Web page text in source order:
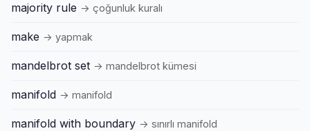
majority rule → çoğunluk kuralı
make → yapmak
mandelbrot set → mandelbrot kümesi
manifold → manifold
manifold with boundary → sınırlı manifold